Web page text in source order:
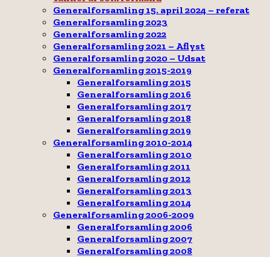
Generalforsamling 15. april 2024 – referat
Generalforsamling 2023
Generalforsamling 2022
Generalforsamling 2021 – Aflyst
Generalforsamling 2020 – Udsat
Generalforsamling 2015-2019
Generalforsamling 2015
Generalforsamling 2016
Generalforsamling 2017
Generalforsamling 2018
Generalforsamling 2019
Generalforsamling 2010-2014
Generalforsamling 2010
Generalforsamling 2011
Generalforsamling 2012
Generalforsamling 2013
Generalforsamling 2014
Generalforsamling 2006-2009
Generalforsamling 2006
Generalforsamling 2007
Generalforsamling 2008